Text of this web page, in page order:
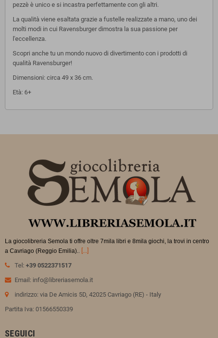
pezzè è unico e si incastra perfettamente con gli altri.
La qualità viene esaltata grazie a fustelle realizzate a mano, uno dei
molti modi in cui Ravensburger dimostra la sua passione per
l'eccellenza.
Scopri anche tu un mondo nuovo di divertimento con i prodotti di
qualità Ravensburger!
Dimensioni: circa 49 x 36 cm.
Età: 6+
La giocolibreria Semola ti offre oltre 7mila libri e 8mila giochi, la trovi in centro
a Cavriago (Reggio Emilia). . [...]
Tel: +39 0522371517
Email: info@libreriasemola.it
indirizzo: via De Amicis 5D, 42025 Cavriago (RE) - Italy
Partita Iva: 01566550339
SEGUICI